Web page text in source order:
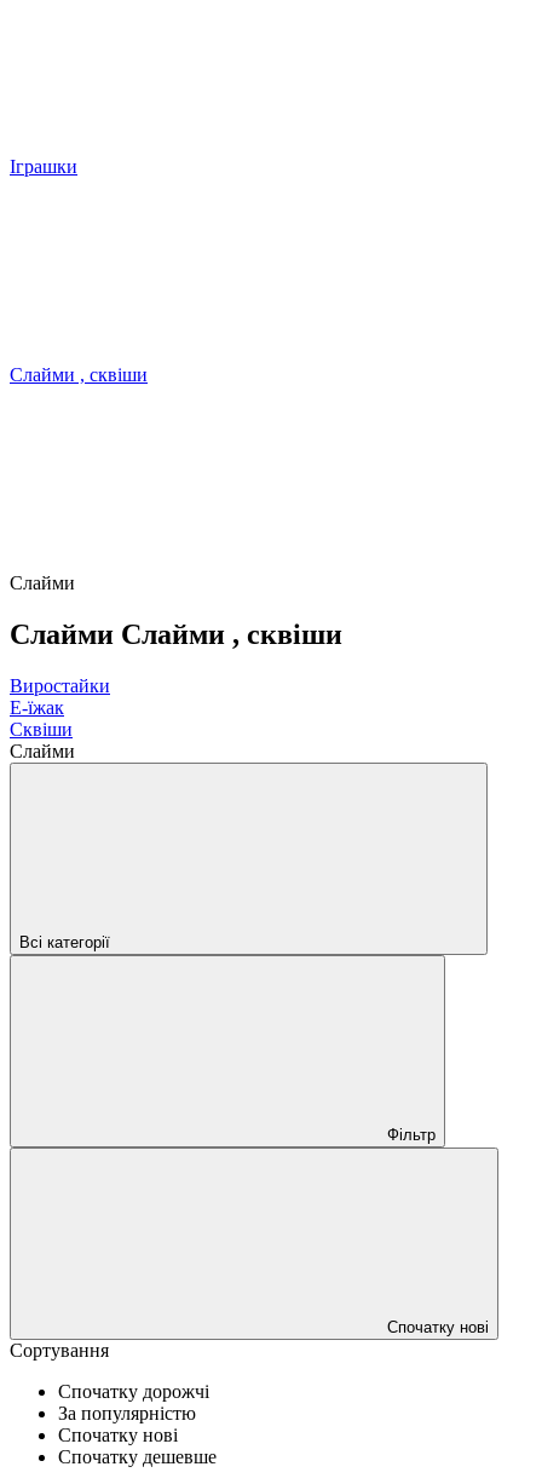
Іграшки
Слайми , сквіши
Слайми
Слайми Слайми , сквіши
Виростайки
Е-їжак
Сквіши
Слайми
Всі категорії
Фільтр
Спочатку нові
Сортування
Спочатку дорожчі
За популярністю
Спочатку нові
Спочатку дешевше